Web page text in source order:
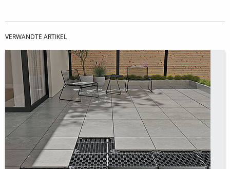
VERWANDTE ARTIKEL